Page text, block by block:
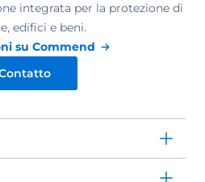
integrata per la protezione di
edifici e beni.
su Commend